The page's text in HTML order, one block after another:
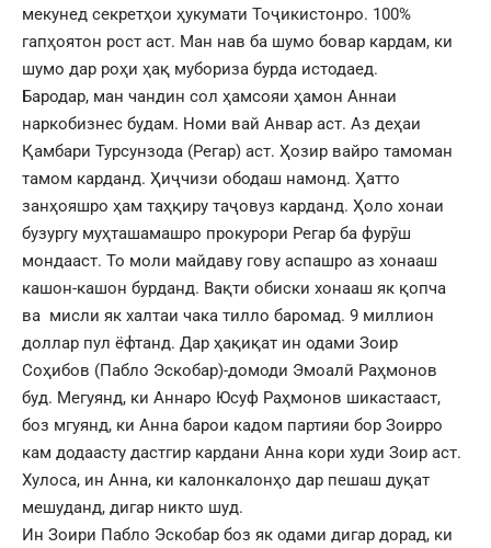
мекунед секретҳои ҳукумати Тоҷикистонро. 100%
гапҳоятон рост аст. Ман нав ба шумо бовар кардам, ки
шумо дар роҳи ҳақ мубориза бурда истодаед.
Бародар, ман чандин сол ҳамсояи ҳамон Аннаи
наркобизнес будам. Номи вай Анвар аст. Аз деҳаи
Қамбари Турсунзода (Регар) аст. Ҳозир вайро тамоман
тамом карданд. Ҳиҷчизи ободаш намонд. Ҳатто
занҳояшро ҳам таҳқиру таҷовуз карданд. Ҳоло хонаи
бузургу муҳташамашро прокурори Регар ба фурӯш
мондааст. То моли майдаву гову аспашро аз хонааш
кашон-кашон бурданд. Вақти обиски хонааш як қопча
ва мисли як халтаи чака тилло баромад. 9 миллион
доллар пул ёфтанд. Дар ҳақиқат ин одами Зоир
Соҳибов (Пабло Эскобар)-домоди Эмоалӣ Раҳмонов
буд. Мегуянд, ки Аннаро Юсуф Раҳмонов шикастааст,
боз мгуянд, ки Анна барои кадом партияи бор Зоирро
кам додаасту дастгир кардани Анна кори худи Зоир аст.
Хулоса, ин Анна, ки калонкалонҳо дар пешаш дуқат
мешуданд, дигар никто шуд.
Ин Зоири Пабло Эскобар боз як одами дигар дорад, ки